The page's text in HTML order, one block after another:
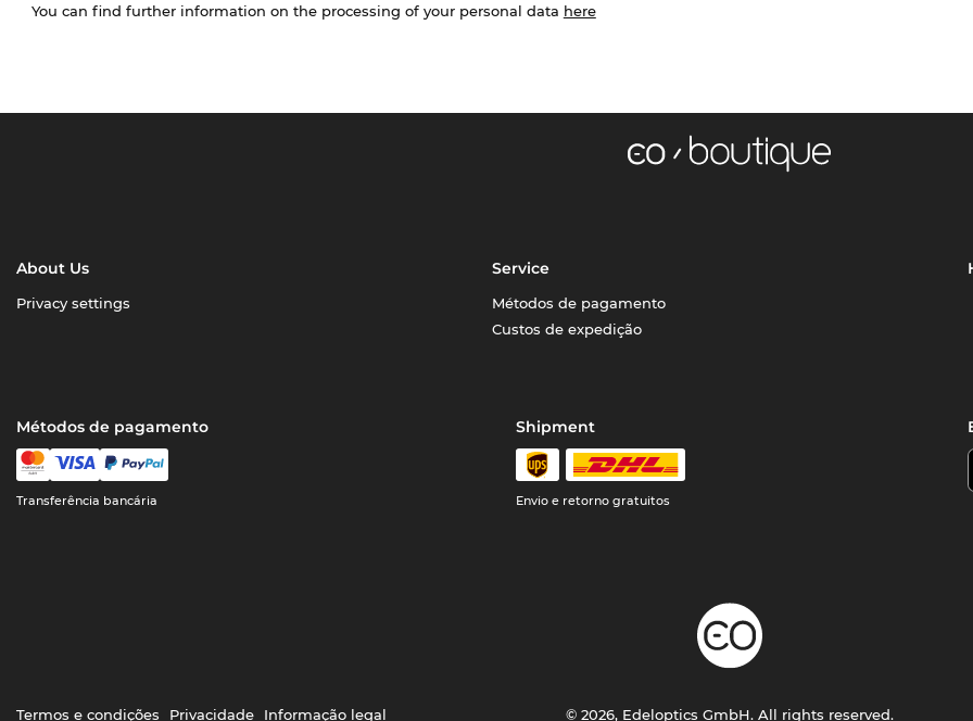
You can find further information on the processing of your personal data here
About Us
Privacy settings
Service
Métodos de pagamento
Custos de expedição
Métodos de pagamento
Transferência bancária
Shipment
Envio e retorno gratuitos
Termos e condições Privacidade Informação legal © 2026, Edeloptics GmbH. All rights reserved.